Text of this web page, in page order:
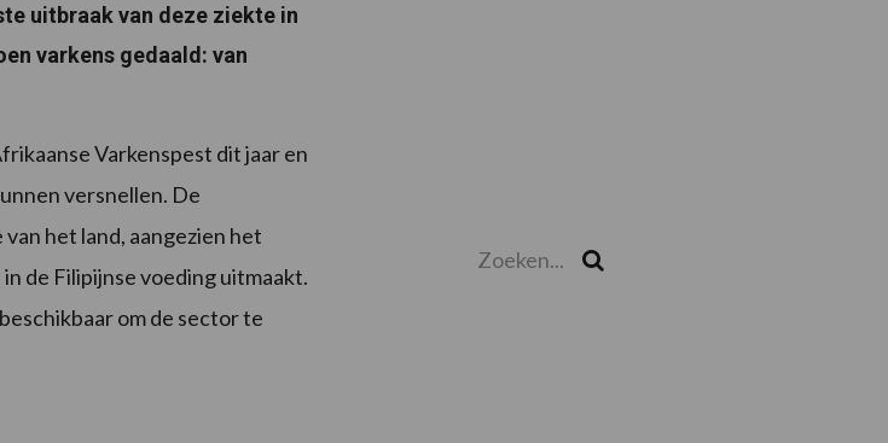
uitbraak van deze ziekte in
varkens gedaald: van
Varkenspest dit jaar en
versnellen. De
het land, aangezien het
de Filipijnse voeding uitmaakt.
om de sector te